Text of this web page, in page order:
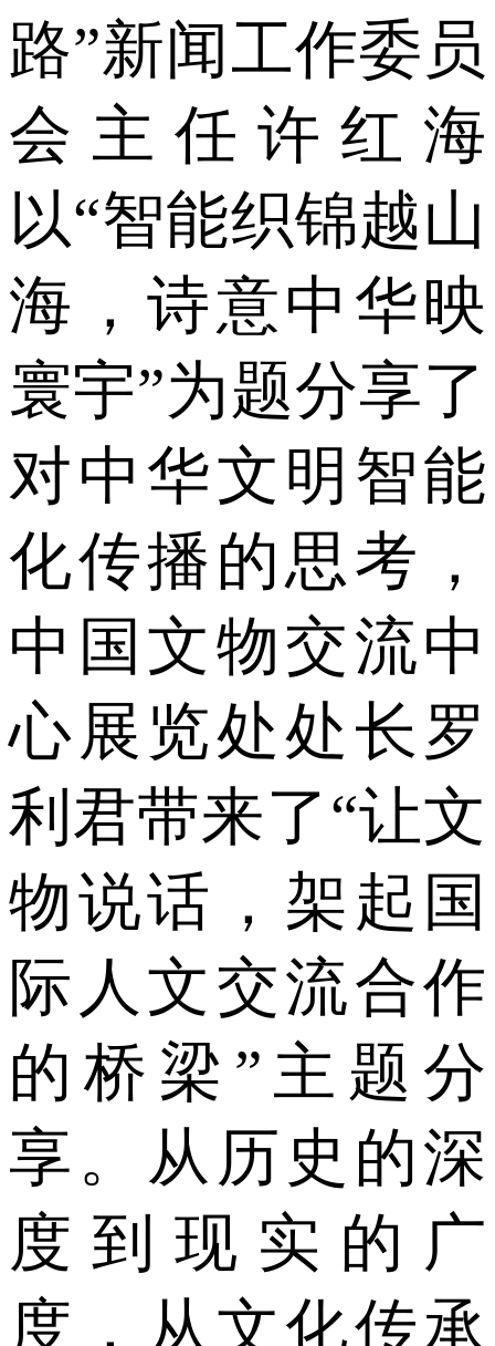
路”新闻工作委员
会主任许红海
以“智能织锦越山
海，诗意中华映
寰宇”为题分享了
对中华文明智能
化传播的思考，
中国文物交流中
心展览处处长罗
利君带来了“让文
物说话，架起国
际人文交流合作
的桥梁”主题分
享。从历史的深
度到现实的广
度，从文化传承